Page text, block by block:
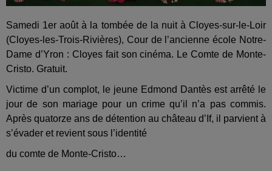
Samedi 1er août à la tombée de la nuit à Cloyes-sur-le-Loir
(Cloyes-les-Trois-Rivières), Cour de l’ancienne école Notre-
Dame d’Yron : Cloyes fait son cinéma. Le Comte de Monte-
Cristo. Gratuit.
Victime d’un complot, le jeune Edmond Dantès est arrêté le
jour de son mariage pour un crime qu’il n’a pas commis.
Après quatorze ans de détention au château d’If, il parvient à
s’évader et revient sous l’identité
du comte de Monte-Cristo…